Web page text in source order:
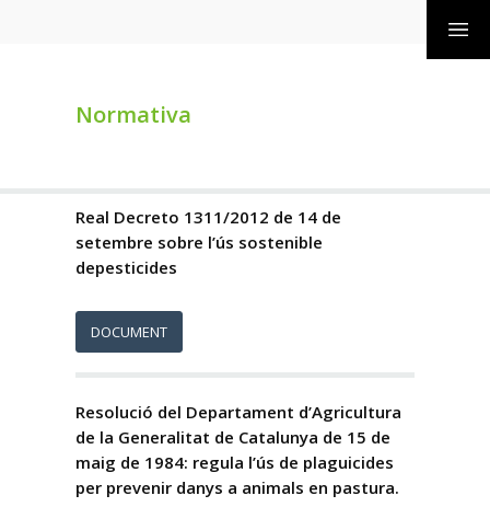
Normativa
Real Decreto 1311/2012 de 14 de
setembre sobre l’ús sostenible
depesticides
DOCUMENT
Resolució del Departament d’Agricultura
de la Generalitat de Catalunya de 15 de
maig de 1984: regula l’ús de plaguicides
per prevenir danys a animals en pastura.